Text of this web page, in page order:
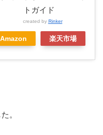
トガイド
created by Rinker
Amazon 楽天市場
。